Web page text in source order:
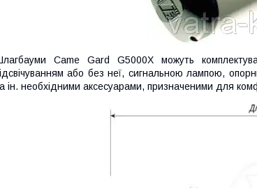
Came Gard G5000X можуть
або без неї, сигнальною лампою,
ін. необхідними аксесуарами, призначеними для